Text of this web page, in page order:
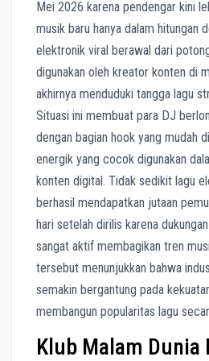
Mei 2026 karena pendengar kini
musik baru hanya dalam hitungan
elektronik viral berawal dari
digunakan oleh kreator konten di
akhirnya menduduki tangga lagu
Situasi ini membuat para DJ
dengan bagian hook yang mudah
energik yang cocok digunakan
konten digital. Tidak sedikit lagu
berhasil mendapatkan jutaan
hari setelah dirilis karena
sangat aktif membagikan tren
tersebut menunjukkan bahwa
semakin bergantung pada
membangun popularitas lagu
Klub Malam Dunia